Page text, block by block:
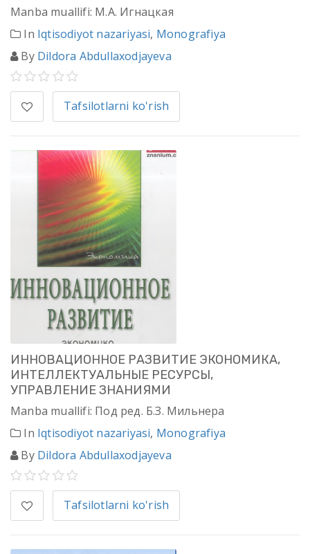
Manba muallifi: М.А. Игнацкая
In Iqtisodiyot nazariyasi, Monografiya
By Dildora Abdullaxodjayeva
Tafsilotlarni ko'rish
ИННОВАЦИОННОЕ РАЗВИТИЕ ЭКОНОМИКА,
ИНТЕЛЛЕКТУАЛЬНЫЕ РЕСУРСЫ,
УПРАВЛЕНИЕ ЗНАНИЯМИ
Manba muallifi: Под ред. Б.З. Мильнера
In Iqtisodiyot nazariyasi, Monografiya
By Dildora Abdullaxodjayeva
Tafsilotlarni ko'rish